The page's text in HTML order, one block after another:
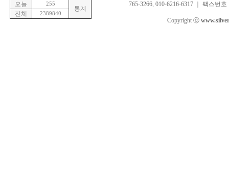
오늘
255
통계
전체 2389840
765-3266, 010-6216-6317 ｜ 팩스번
Copyright ⓒ